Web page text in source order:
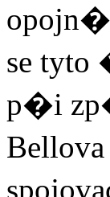
se
p�i